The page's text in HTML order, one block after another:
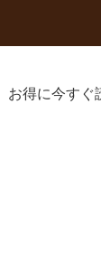
得に今すぐ